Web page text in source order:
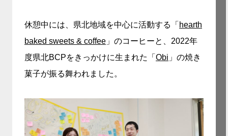
休憩中には、県北地域を中心に活動する「 hearth
baked sweets & coffee 」のコーヒーと、2022年
度県北BCPをきっかけに生まれた「 Obi 」の焼き
菓子が振る舞われました。